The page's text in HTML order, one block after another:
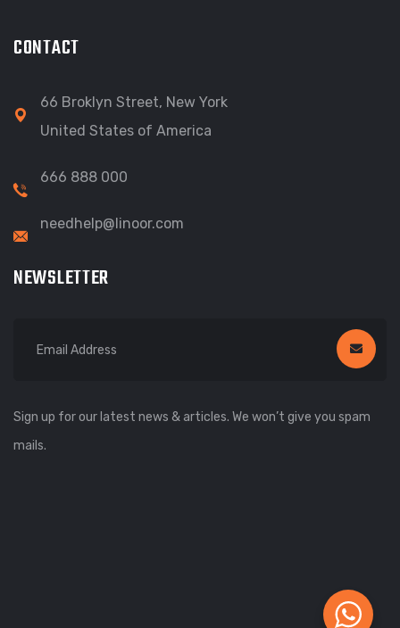
CONTACT
66 Broklyn Street, New York
United States of America
666 888 000
needhelp@linoor.com
NEWSLETTER
Sign up for our latest news & articles. We won’t give you spam
mails.